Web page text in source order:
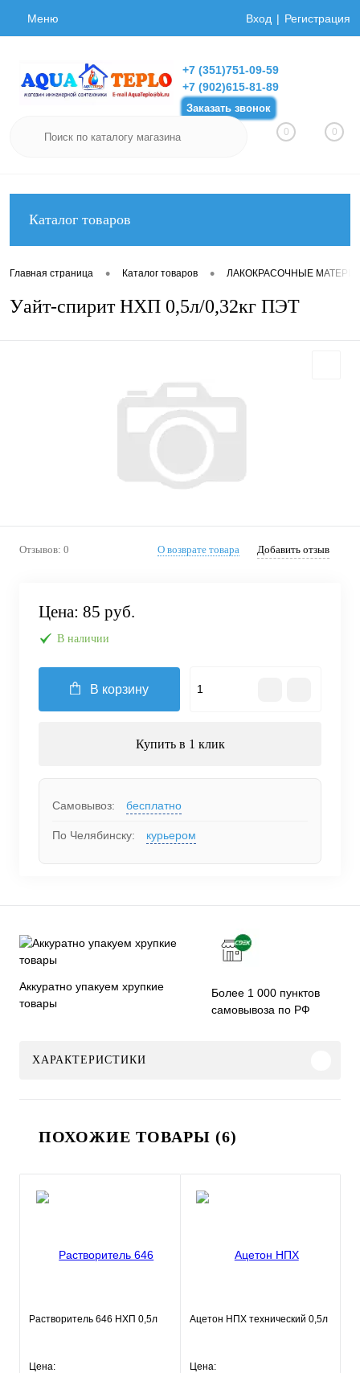
Меню Вход Регистрация
+7 (351)751-09-59
+7 (902)615-81-89
Заказать звонок
0 0
Каталог товаров
Главная страница • Каталог товаров • ЛАКОКРАСОЧНЫЕ
Уайт-спирит НХП 0,5л/0,32кг ПЭТ
Отзывов: 0 О возврате товара Добавить отзыв
Цена: 85 руб.
В наличии
В корзину
Купить в 1 клик
Самовывоз: бесплатно
По Челябинску: курьером
Аккуратно упакуем хрупкие
товары
Более 1 000 пунктов
самовывоза по РФ
ХАРАКТЕРИСТИКИ
ПОХОЖИЕ ТОВАРЫ (6)
Растворитель 646 НХП 0,5л
Цена:
Ацетон НПХ технический 0,5л
Цена: